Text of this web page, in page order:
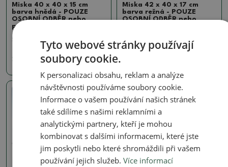
Miska 40 x 40 x 15 cm
barva hnědá - POUZE
OSOBNÍ ODBĚR nebo
paletová přeprava
1536-BC25-WH-255B
2400 Kč
Miska 42 x 40 x 17 cm
barva režná - POUZE
OSOBNÍ ODBĚR nebo
SKU: 1536-BC25-ML-27B
Skutečná fotografie
Tyto webové stránky používají
soubory cookie.
K personalizaci obsahu, reklam a analýze
návštěvnosti používáme soubory cookie.
Informace o vašem používání našich stránek
také sdílíme s našimi reklamními a
analytickými partnery, kteří je mohou
kombinovat s dalšími informacemi, které jste
jim poskytli nebo které shromáždili při vašem
používání jejich služeb.Více informací